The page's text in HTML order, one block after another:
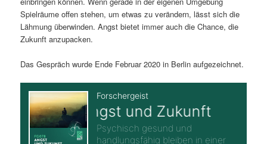
Spielräume offen stehen, um etwas zu verändern, lässt sich die
Lähmung überwinden. Angst bietet immer auch die Chance, die
Zukunft anzupacken.
Das Gespräch wurde Ende Februar 2020 in Berlin aufgezeichnet.